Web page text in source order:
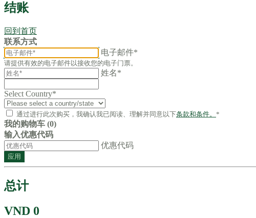
结账
回到首页
联系方式
电子邮件*
请提供有效的电子邮件以接收您的电子门票。
姓名*
Select Country*
通过进行此次购买，我确认我已阅读、理解并同意以下条款和条件。 *
我的购物车 (0)
输入优惠代码
优惠代码
应用
总计
VND 0